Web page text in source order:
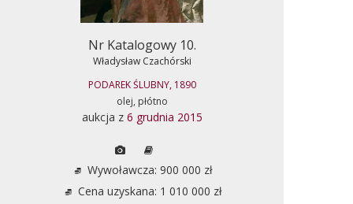
Nr Katalogowy 10.
Władysław Czachórski
PODAREK ŚLUBNY, 1890
olej, płótno
aukcja z 6 grudnia 2015
Wywoławcza: 900 000 zł
Cena uzyskana: 1 010 000 zł